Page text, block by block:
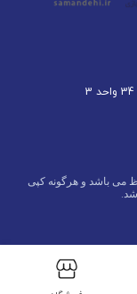
می باشد و هرگونه کپی